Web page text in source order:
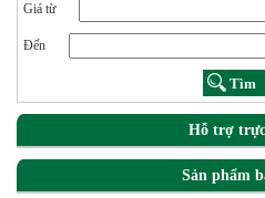
Giá từ
Đến
Hỗ trợ
Sản phẩm